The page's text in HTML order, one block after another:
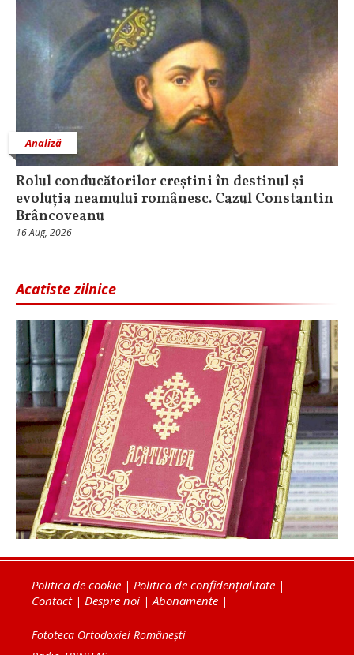
Analiză
Rolul conducătorilor creștini în destinul și
evoluția neamului românesc. Cazul Constantin
Brâncoveanu
16 Aug, 2026
Acatiste zilnice
Politica de cookie | Politica de confidențialitate |
Contact| Despre noi |Abonamente |
Fototeca Ortodoxiei Românești